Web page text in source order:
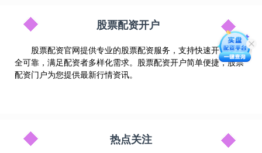
股票配资开户
股票配资官网提供专业的股票配资服务，支持快速开户，安
全可靠，满足配资者多样化需求。股票配资开户简单便捷，股票
配资门户为您提供最新行情资讯。
热点关注